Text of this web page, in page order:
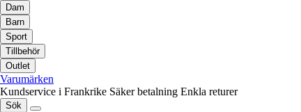
Dam
Barn
Sport
Tillbehör
Outlet
Varumärken
Kundservice i Frankrike Säker betalning Enkla returer
Sök